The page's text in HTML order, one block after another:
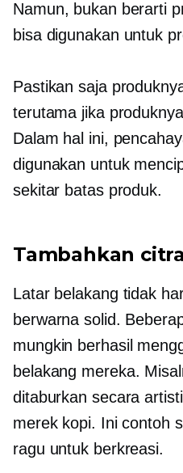
Namun, bukan berarti
bisa digunakan untuk
Pastikan saja
terutama jika
Dalam hal ini,
digunakan untuk
sekitar batas produk.
Tambahkan citra
Latar belakang tidak
berwarna solid.
mungkin berhasil
belakang mereka.
ditaburkan secara
merek kopi. Ini contoh
ragu untuk berkreasi.